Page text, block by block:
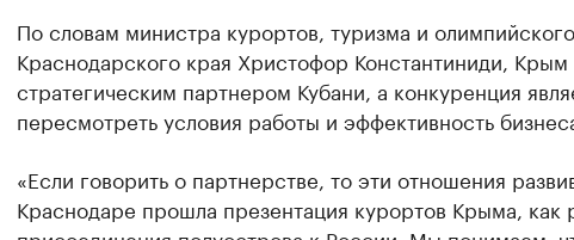
По словам министра курортов, туризма и
Краснодарского края Христофор Константиниди, Крым
стратегическим партнером Кубани, а конкуренция
пересмотреть условия работы и эффективность
«Если говорить о партнерстве, то эти отношения
Краснодаре прошла презентация курортов Крыма, как